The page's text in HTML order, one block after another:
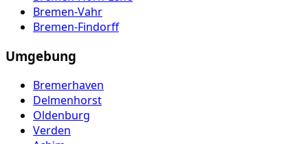
Bremen-Vahr
Bremen-Findorff
Umgebung
Bremerhaven
Delmenhorst
Oldenburg
Verden